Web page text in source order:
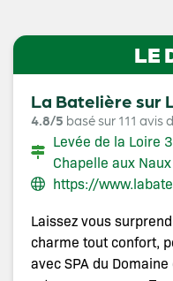
LE
La Batelière sur
4.8/5 basé sur 111 avis
Levée de la Loire
Chapelle aux Naux
https://
Laissez vous
charme tout confort,
avec SPA du